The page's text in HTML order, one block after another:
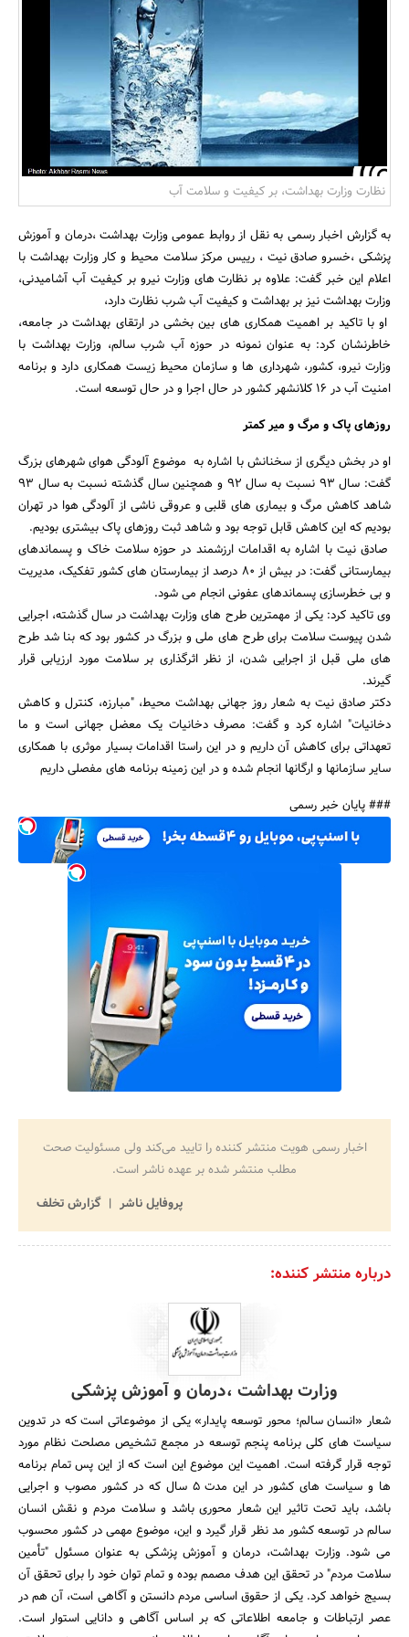
بانک، بیمه و سرمایه
مسکن و ساختمان
جستجو
نظارت وزارت بهداشت، بر کیفیت و سلامت آب
به گزارش اخبار رسمی به نقل از روابط عمومی وزارت بهداشت ،درمان و آموزش
پزشکی ،خسرو صادق نیت ، رییس مرکز سلامت محیط و کار وزارت بهداشت با
اعلام این خبر گفت: علاوه بر نظارت های وزارت نیرو بر کیفیت آب آشامیدنی،
وزارت بهداشت نیز بر بهداشت و کیفیت آب شرب نظارت دارد،
او با تاکید بر اهمیت همکاری های بین بخشی در ارتقای بهداشت در جامعه،
خاطرنشان کرد: به عنوان نمونه در حوزه آب شرب سالم، وزارت بهداشت با
وزارت نیرو، کشور، شهرداری ها و سازمان محیط زیست همکاری دارد و برنامه
امنیت آب در 16 کلانشهر کشور در حال اجرا و در حال توسعه است.
روزهای پاک و مرگ و میر کمتر
او در بخش دیگری از سخنانش با اشاره به موضوع آلودگی هوای شهرهای بزرگ
گفت: سال 93 نسبت به سال 92 و همچنین سال گذشته نسبت به سال 93
شاهد کاهش مرگ و بیماری های قلبی و عروقی ناشی از آلودگی هوا در تهران
بودیم که این کاهش قابل توجه بود و شاهد ثبت روزهای پاک بیشتری بودیم.
صادق نیت با اشاره به اقدامات ارزشمند در حوزه سلامت خاک و پسماندهای
بیمارستانی گفت: در بیش از 80 درصد از بیمارستان های کشور تفکیک، مدیریت
و بی خطرسازی پسماندهای عفونی انجام می شود.
وی تاکید کرد: یکی از مهمترین طرح های وزارت بهداشت در سال گذشته، اجرایی
شدن پیوست سلامت برای طرح های ملی و بزرگ در کشور بود که بنا شد طرح
های ملی قبل از اجرایی شدن، از نظر اثرگذاری بر سلامت مورد ارزیابی قرار
گیرند.
دکتر صادق نیت به شعار روز جهانی بهداشت محیط، "مبارزه، کنترل و کاهش
دخانیات" اشاره کرد و گفت: مصرف دخانیات یک معضل جهانی است و ما
تعهداتی برای کاهش آن داریم و در این راستا اقدامات بسیار موثری با همکاری
سایر سازمانها و ارگانها انجام شده و در این زمینه برنامه های مفصلی داریم
### پایان خبر رسمی
اخبار رسمی هویت منتشر کننده را تایید می‌کند ولی مسئولیت صحت
مطلب منتشر شده بر عهده ناشر است.
پروفایل ناشر
گزارش تخلف
درباره منتشر کننده:
وزارت بهداشت ،درمان و آموزش پزشکی
شعار «انسان سالم؛ محور توسعه پایدار» یکی از موضوعاتی است که در تدوین
سیاست های کلی برنامه پنجم توسعه در مجمع تشخیص مصلحت نظام مورد
توجه قرار گرفته است. اهمیت این موضوع این است که از این پس تمام برنامه
ها و سیاست های کشور در این مدت 5 سال که در کشور مصوب و اجرایی
باشد، باید تحت تاثیر این شعار محوری باشد و سلامت مردم و نقش انسان
سالم در توسعه کشور مد نظر قرار گیرد و این، موضوع مهمی در کشور محسوب
می شود. وزارت بهداشت، درمان و آموزش پزشکی به عنوان مسئول "تأمین
سلامت مردم" در تحقق این هدف مصمم بوده و تمام توان خود را برای تحقق آن
بسیج خواهد کرد. یکی از حقوق اساسی مردم دانستن و آگاهی است، آن هم در
عصر ارتباطات و جامعه اطلاعاتی که بر اساس آگاهی و دانایی استوار است.